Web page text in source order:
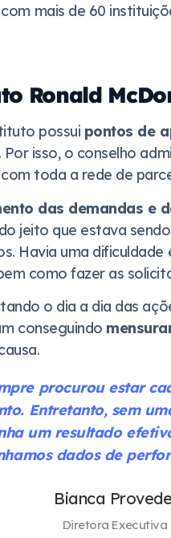
mais de 60
Ronald
possui pontos de
isso, o conselho
com toda a rede de
das demandas e
jeito que estava
Havia uma
como fazer as
o dia a dia das
conseguindo
procurou estar
Entretanto, sem
um resultado
dados de
Bianca
Diretora Executiva